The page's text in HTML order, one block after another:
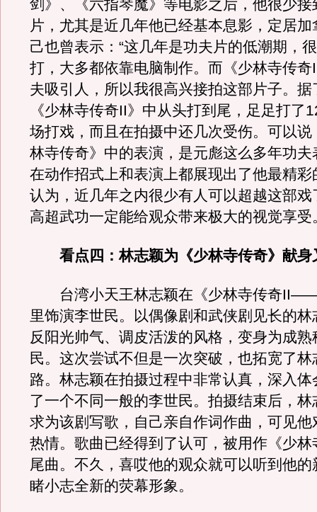
剑》、《六指琴魔》等电影之后，他很少接
片，尤其是近几年他已经基本息影，定居
己也曾表示：“这几年是功夫片的低潮期，
打，大多都依靠电脑制作。而《少林寺传奇
夫吸引人，所以我很高兴接拍这部片子。据
《少林寺传奇II》中从头打到尾，足足打了
场打戏，而且在拍摄中还几次受伤。可以说
林寺传奇》中的表演，是元彪这么多年功夫
在动作招式上和表演上都展现出了他最精彩
认为，近几年之内很少有人可以超越这部戏
高超武功一定能给观众带来极大的视觉享受
看点四：林志颖为《少林寺传奇》献身
台湾小天王林志颖在《少林寺传奇II——
里饰演李世民。以偶像剧和武侠剧见长的
反阳光帅气、调皮活泼的风格，变身为成熟
民。这次尝试不但是一次突破，也拓宽了林
路。林志颖在拍摄过程中非常认真，深入体
了一个不同一般的李世民。拍摄结束后，林
求为该剧写歌，自己亲自作词作曲，可见他
热情。歌曲已经得到了认可，被用作《少林
尾曲。不久，喜哎他的观众就可以听到他
睹小志全新的荧幕形象。